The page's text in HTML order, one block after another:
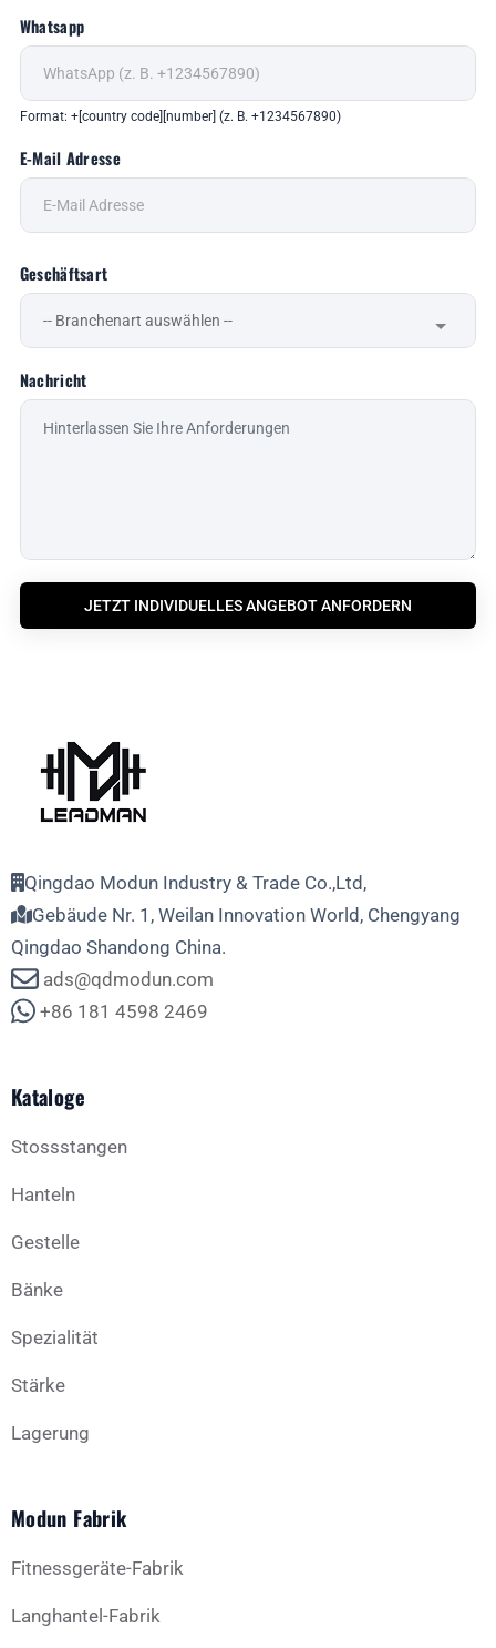
Whatsapp
Format: +[country code][number] (z. B. +1234567890)
E-Mail Adresse
Geschäftsart
Nachricht
JETZT INDIVIDUELLES ANGEBOT ANFORDERN
Qingdao Modun Industry & Trade Co.,Ltd,
Gebäude Nr. 1, Weilan Innovation World, Chengyang
Qingdao Shandong China.
ads@qdmodun.com
+86 181 4598 2469
Kataloge
Stossstangen
Hanteln
Gestelle
Bänke
Spezialität
Stärke
Lagerung
Modun Fabrik
Fitnessgeräte-Fabrik
Langhantel-Fabrik